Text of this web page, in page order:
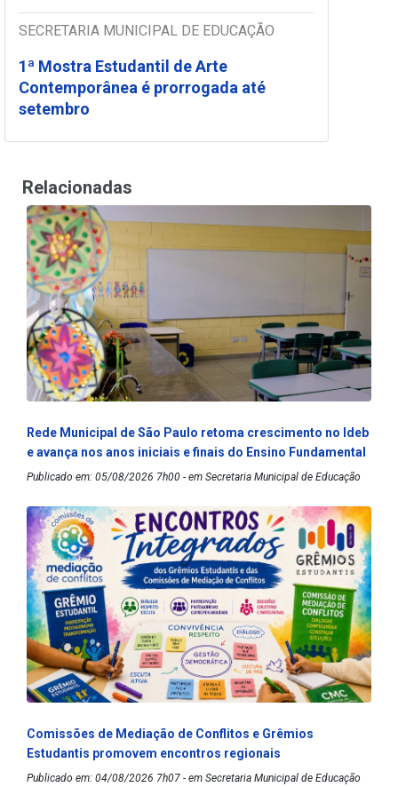
SECRETARIA MUNICIPAL DE EDUCAÇÃO
1ª Mostra Estudantil de Arte
Contemporânea é prorrogada até
setembro
Relacionadas
Rede Municipal de São Paulo retoma crescimento no Ideb
e avança nos anos iniciais e finais do Ensino Fundamental
Publicado em: 05/08/2026 7h00 - em Secretaria Municipal de Educação
Comissões de Mediação de Conflitos e Grêmios
Estudantis promovem encontros regionais
Publicado em: 04/08/2026 7h07 - em Secretaria Municipal de Educação